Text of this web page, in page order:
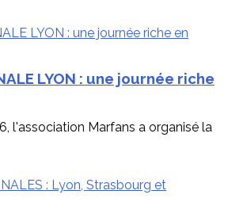
LYON : une journée riche
l'association Marfans a organisé la